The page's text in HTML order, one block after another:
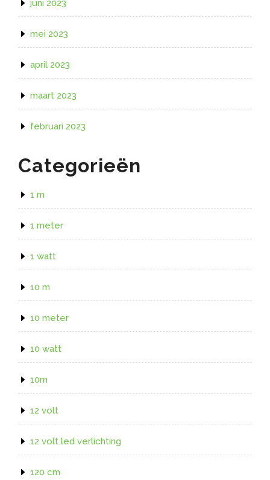
juni 2023
mei 2023
april 2023
maart 2023
februari 2023
Categorieën
1 m
1 meter
1 watt
10 m
10 meter
10 watt
10m
12 volt
12 volt led verlichting
120 cm